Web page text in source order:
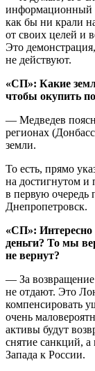
информационный
как бы ни крали
от своих целей и
Это
не действуют.
«СП»: Какие
чтобы окупить
— Медведев
регионах
земли.
То есть, прямо
на достигнутом и
в первую очередь
Днепропетровск.
«СП»: Интересно
деньги? То мы
не вернут?
— За возвращение
не отдают. Это
компенсировать
очень
активы будут
снятие санкций,
Запада к России.